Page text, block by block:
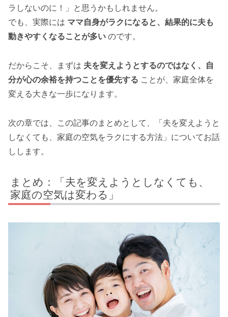
ラしないのに！」と思うかもしれません。
でも、実際には ママ自身がラクになると、結果的に夫も
動きやすくなることが多い のです。
だからこそ、まずは 夫を変えようとするのではなく、自
分が心の余裕を持つことを優先する ことが、家庭全体を
変える大きな一歩になります。
次の章では、この記事のまとめとして、「夫を変えようと
しなくても、家庭の空気をラクにする方法」についてお話
しします。
まとめ：「夫を変えようとしなくても、
家庭の空気は変わる」